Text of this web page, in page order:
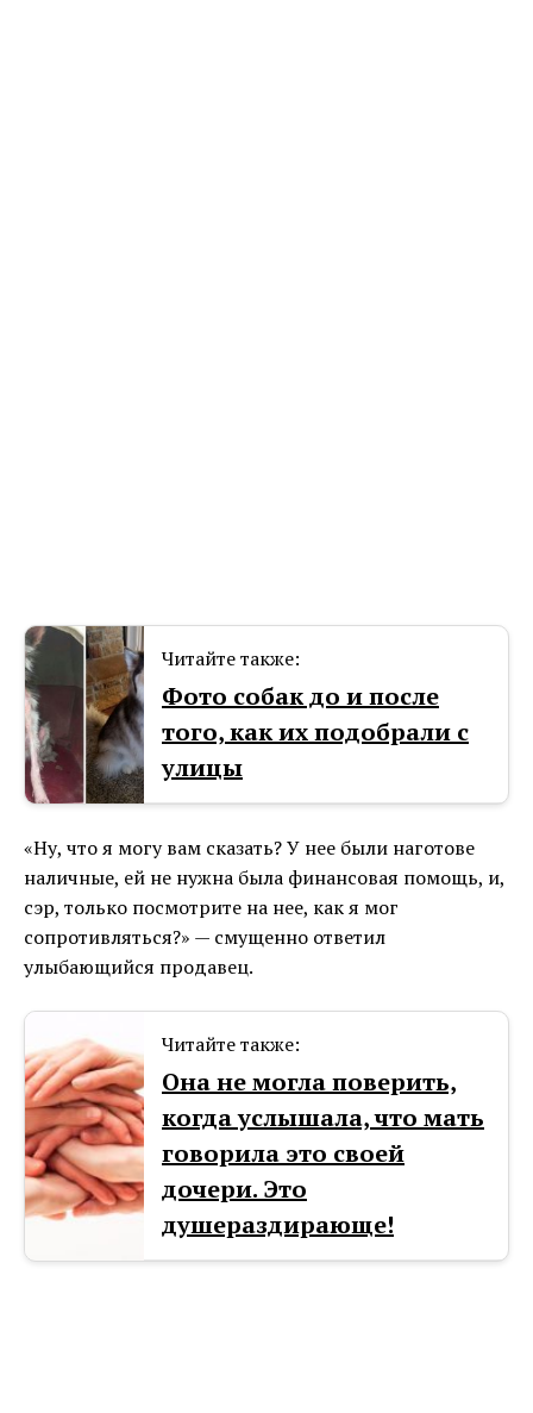
Читайте также:
Фото собак до и после
того, как их подобрали с
улицы
«Ну, что я могу вам сказать? У нее были наготове
наличные, ей не нужна была финансовая помощь, и,
сэр, только посмотрите на нее, как я мог
сопротивляться?» — смущенно ответил
улыбающийся продавец.
Читайте также:
Она не могла поверить,
когда услышала, что мать
говорила это своей
дочери. Это
душераздирающе!